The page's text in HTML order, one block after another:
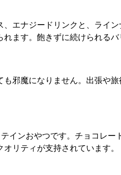
エナジードリンクと、ライ
ます。飽きずに続けられる
邪魔になりません。出張や
インおやつです。チョコレ
リティが支持されています。